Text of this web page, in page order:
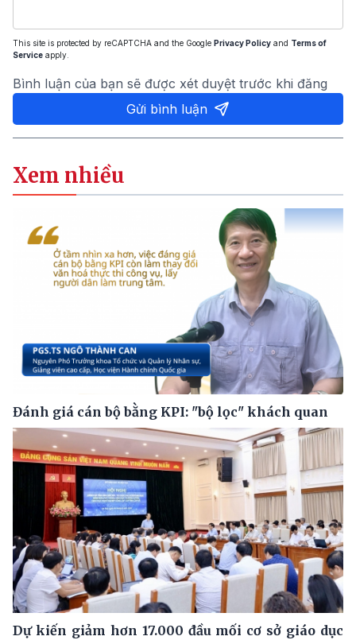
This site is protected by reCAPTCHA and the Google Privacy Policy and Terms of
Service apply.
Bình luận của bạn sẽ được xét duyệt trước khi đăng
Gửi bình luận
Xem nhiều
Đánh giá cán bộ bằng KPI: "bộ lọc" khách quan
Dự kiến giảm hơn 17.000 đầu mối cơ sở giáo dục